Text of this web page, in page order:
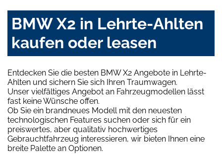
BMW X2 in Lehrte-Ahlten
kaufen oder leasen
Entdecken Sie die besten BMW X2 Angebote in Lehrte-
Ahlten und sichern Sie sich Ihren Traumwagen.
Unser vielfältiges Angebot an Fahrzeugmodellen lässt
fast keine Wünsche offen.
Ob Sie ein brandneues Modell mit den neuesten
technologischen Features suchen oder sich für ein
preiswertes, aber qualitativ hochwertiges
Gebrauchtfahrzeug interessieren, wir bieten Ihnen eine
breite Palette an Optionen.